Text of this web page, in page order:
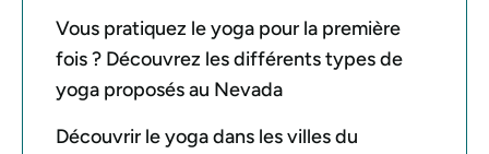
Vous pratiquez le yoga pour la première
fois ? Découvrez les différents types de
yoga proposés au Nevada
Découvrir le yoga dans les villes du